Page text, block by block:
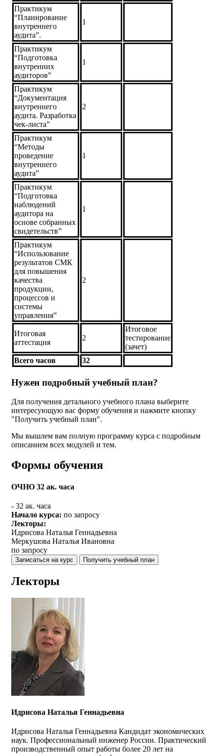
Практикум
“Планирование
внутреннего
аудита”.
1
Практикум
“Подготовка
внутренних
аудиторов”
1
Практикум
“Документация
внутреннего
аудита. Разработка
чек-листа”
2
Практикум
“Методы
проведение
внутреннего
аудита”
1
Практикум
“Подготовка
наблюдений
аудитора на
основе собранных
свидетельств”
1
Практикум
“Использование
результатов СМК
для повышения
качества
продукции,
процессов и
системы
управления”
2
Итоговая
аттестация
2
Итоговое
тестирование
(зачет)
Всего часов
32
Нужен подробный учебный план?
Для получения детального учебного плана выберите
интересующую вас форму обучения и нажмите кнопку
"Получить учебный план".
Мы вышлем вам полную программу курса с подробным
описанием всех модулей и тем.
Формы обучения
ОЧНО 32 ак. часа
- 32 ак. часа
Начало курса: по запросу
Лекторы:
Идрисова Наталья Геннадьевна
Меркушова Наталья Ивановна
по запросу
Записаться на курс Получить учебный план
Лекторы
Идрисова Наталья Геннадьевна
Идрисова Наталья Геннадьевна Кандидат экономических
наук. Профессиональный инженер России. Практический
производственный опыт работы более 20 лет на